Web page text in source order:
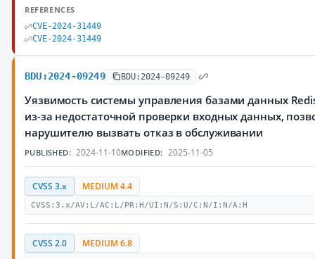
REFERENCES
CVE-2024-31449
CVE-2024-31449
BDU:2024-09249 BDU:2024-09249
Уязвимость системы управления базами данных
из-за недостаточной проверки входных данных,
нарушителю вызвать отказ в обслуживании
PUBLISHED: 2024-11-10MODIFIED: 2025-11-05
CVSS 3.x MEDIUM 4.4
CVSS:3.x/AV:L/AC:L/PR:H/UI:N/S:U/C:N/I:N/A:H
CVSS 2.0 MEDIUM 6.8